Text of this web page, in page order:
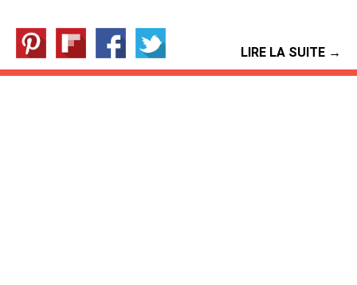
LIRE LA SUITE →